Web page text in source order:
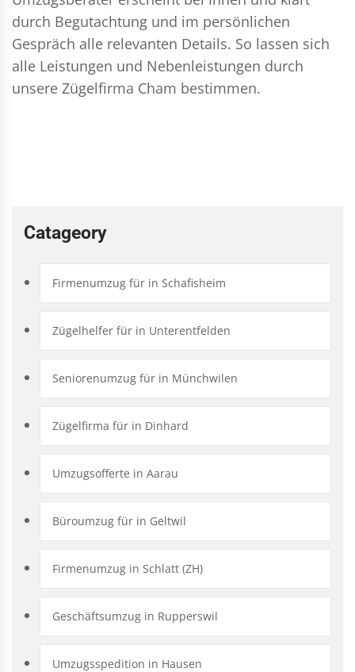
durch Begutachtung und im persönlichen
Gespräch alle relevanten Details. So lassen sich
alle Leistungen und Nebenleistungen durch
unsere Zügelfirma Cham bestimmen.
Catageory
Firmenumzug für in Schafisheim
Zügelhelfer für in Unterentfelden
Seniorenumzug für in Münchwilen
Zügelfirma für in Dinhard
Umzugsofferte in Aarau
Büroumzug für in Geltwil
Firmenumzug in Schlatt (ZH)
Geschäftsumzug in Rupperswil
Umzugsspedition in Hausen